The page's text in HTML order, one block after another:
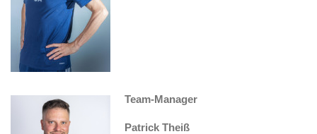
Team-Manager
Patrick Theiß